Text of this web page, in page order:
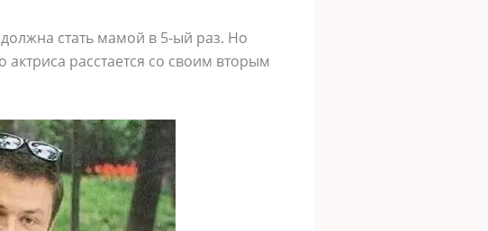
стать мамой в 5-ый раз. Но
расстается со своим вторым